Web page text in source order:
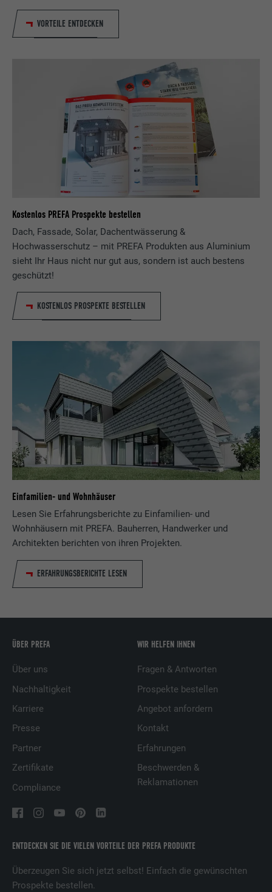
VORTEILE ENTDECKEN
Kostenlos PREFA Prospekte bestellen
Dach, Fassade, Solar, Dachentwässerung &
Hochwasserschutz – mit PREFA Produkten aus Aluminium
sieht Ihr Haus nicht nur gut aus, sondern ist auch bestens
geschützt!
KOSTENLOS PROSPEKTE BESTELLEN
Einfamilien- und Wohnhäuser
Lesen Sie Erfahrungsberichte zu Einfamilien- und
Wohnhäusern mit PREFA. Bauherren, Handwerker und
Architekten berichten von ihren Projekten.
ERFAHRUNGSBERICHTE LESEN
ENTDECKEN SIE DIE VIELEN VORTEILE DER PREFA PRODUKTE
Überzeugen Sie sich jetzt selbst! Einfach die gewünschten
Prospekte bestellen.
ÜBER PREFA
Über uns
Nachhaltigkeit
Karriere
Presse
Partner
Zertifikate
Compliance
WIR HELFEN IHNEN
Fragen & Antworten
Prospekte bestellen
Angebot anfordern
Kontakt
Erfahrungen
Beschwerden &
Reklamationen